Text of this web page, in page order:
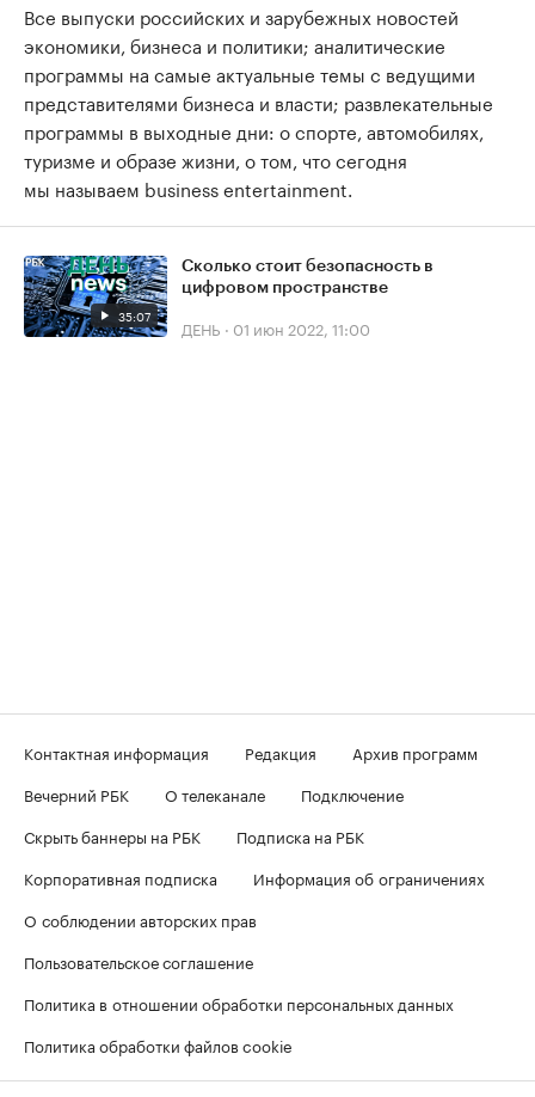
Все выпуски российских и зарубежных новостей
экономики, бизнеса и политики; аналитические
программы на самые актуальные темы с ведущими
представителями бизнеса и власти; развлекательные
программы в выходные дни: о спорте, автомобилях,
туризме и образе жизни, о том, что сегодня
мы называем business entertainment.
35:07
Сколько стоит безопасность в
цифровом пространстве
ДЕНЬ · 01 июн 2022, 11:00
Контактная информация Редакция
Архив программ
Вечерний РБК
О телеканале
Подключение
Скрыть баннеры на РБК
Подписка на РБК
Корпоративная подписка
Информация об ограничениях
О соблюдении авторских прав
Пользовательское соглашение
Политика в отношении обработки персональных данных
Политика обработки файлов cookie